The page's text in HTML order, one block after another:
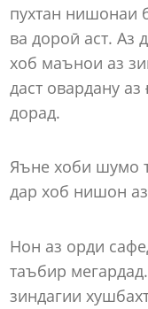
пухтан нишонаи
ва дороӣ аст. Аз
хоб маънои аз
даст овардану
дорад.
Яъне хоби шумо
дар хоб нишон аз
Нон аз орди
таъбир
зиндагии